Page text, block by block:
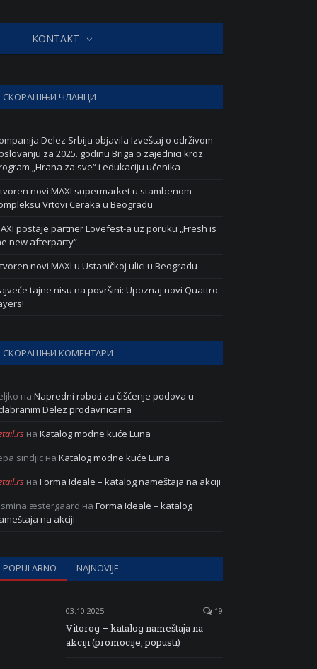
KONTAKT
СКОРАШЊИ ЧЛАНЦИ
Delez Srbija objavila Izveštaj o održivom
za 2025. godinu Briga o zajednici kroz
„Hrana za sve“ i edukaciju učenika
novi MAXI supermarket u stambenom
Vrtovi Ceraka u Beogradu
postaje partner Lovefest-a uz poruku „Fresh is
new afterparty“
novi MAXI u Ustaničkoj ulici u Beogradu
tajne nisu na površini: Upoznaj novi Quattro
СКОРАШЊИ КОМЕНТАРИ
на Napredni roboti za čišćenje podova u
Delez prodavnicama
на Katalog modne kuće Luna
sindjic на Katalog modne kuće Luna
на Forma Ideale – katalog nameštaja na akciji
æstergaard на Forma Ideale – katalog
na akciji
POPULARNO NAJNOVIJE
03.10.2025 19
Vitorog – katalog nameštaja na
akciji (promocije, popusti)